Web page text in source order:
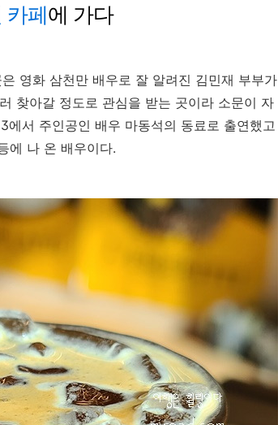
카페에 가다
영화 삼천만 배우로 잘 알려진 김민재 부부가
찾아갈 정도로 관심을 받는 곳이라 소문이 자
에서 주인공인 배우 마동석의 동료로 출연했고
에 나 온 배우이다.